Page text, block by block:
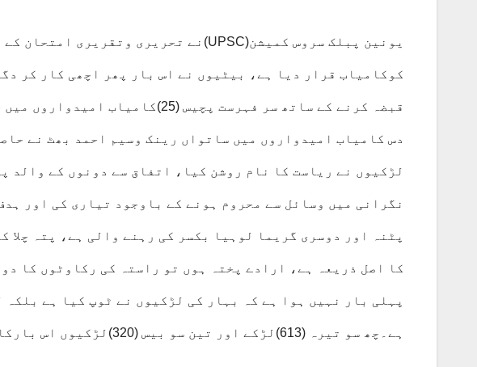
کوکامیاب قرار دیا ہے، بیٹیوں نے اس بار پھر اچھی کار کر
قبضہ کرنے کے ساتھ سر فہرست پچیس
دس کامیاب امیدواروں میں ساتواں رینک وسیم احمد بھٹ نے
لڑکیوں نے ریاست کا نام روشن کیا، اتفاق سے دونوں کے والد
نگرانی میں وسائل سے محروم ہونے کے باوجود تیاری کی اور
پٹنہ اور دوسری گریما لوہیا بکسر کی رہنے والی ہے، پتہ چلا
کا اصل ذریعہ ہے، ارادے پختہ ہوں تو راستہ کی رکاوٹوں کا
پہلی بار نہیں ہوا ہے کہ بہار کی لڑکیوں نے ٹوپ کیا ہے بلکہ
ہے۔چھ سو تیرہ (613)لڑکے اور تین سو بیس (320)لڑکیوں اس بارکامیابی کا مزدہ سنایا گیا۔